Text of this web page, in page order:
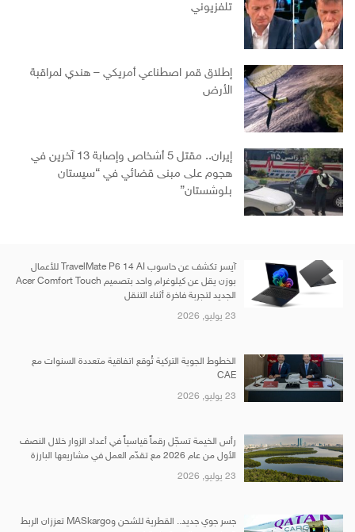
تلفزيوني
إطلاق قمر اصطناعي أمريكي – هندي لمراقبة
الأرض
إيران.. مقتل 5 أشخاص وإصابة 13 آخرين في
هجوم على مبنى قضائي في “سيستان
بلوشستان”
آيسر تكشف عن حاسوب TravelMate P6 14 AI للأعمال
بوزن يقل عن كيلوغرام واحد بتصميم Acer Comfort Touch
الجديد لتجربة فاخرة أثناء التنقل
23 يوليو, 2026
الخطوط الجوية التركية تُوقع اتفاقية متعددة السنوات مع
CAE
23 يوليو, 2026
رأس الخيمة تسجّل رقماً قياسياً في أعداد الزوار خلال النصف
الأول من عام 2026 مع تقدّم العمل في مشاريعها البارزة
23 يوليو, 2026
جسر جوي جديد.. القطرية للشحن وMASkargo تعززان الربط